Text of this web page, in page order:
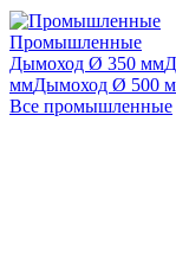
Промышленные
Дымоход Ø 350 мм
ммДымоход Ø 500
Все промышленные